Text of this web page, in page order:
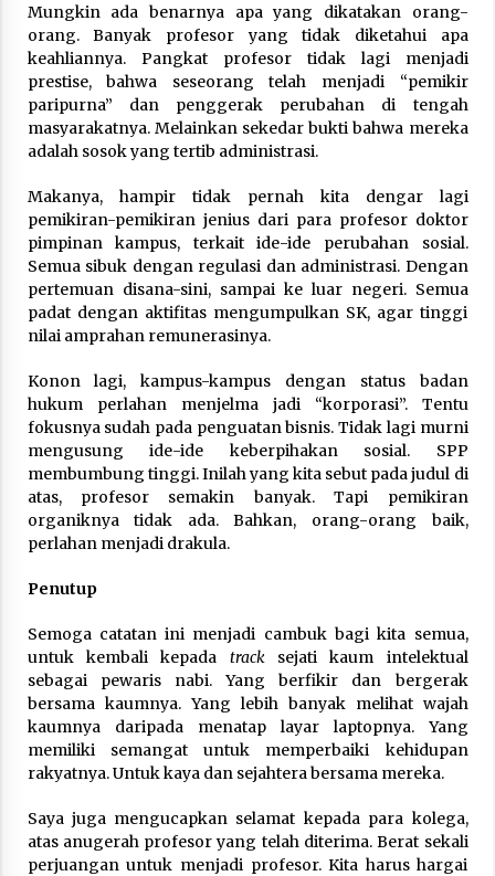
Mungkin ada benarnya apa yang dikatakan orang-
orang. Banyak profesor yang tidak diketahui apa
keahliannya. Pangkat profesor tidak lagi menjadi
prestise, bahwa seseorang telah menjadi “pemikir
paripurna” dan penggerak perubahan di tengah
masyarakatnya. Melainkan sekedar bukti bahwa mereka
adalah sosok yang tertib administrasi.
Makanya, hampir tidak pernah kita dengar lagi
pemikiran-pemikiran jenius dari para profesor doktor
pimpinan kampus, terkait ide-ide perubahan sosial.
Semua sibuk dengan regulasi dan administrasi. Dengan
pertemuan disana-sini, sampai ke luar negeri. Semua
padat dengan aktifitas mengumpulkan SK, agar tinggi
nilai amprahan remunerasinya.
Konon lagi, kampus-kampus dengan status badan
hukum perlahan menjelma jadi “korporasi”. Tentu
fokusnya sudah pada penguatan bisnis. Tidak lagi murni
mengusung ide-ide keberpihakan sosial. SPP
membumbung tinggi. Inilah yang kita sebut pada judul di
atas, profesor semakin banyak. Tapi pemikiran
organiknya tidak ada. Bahkan, orang-orang baik,
perlahan menjadi drakula.
Penutup
Semoga catatan ini menjadi cambuk bagi kita semua,
untuk kembali kepada track sejati kaum intelektual
sebagai pewaris nabi. Yang berfikir dan bergerak
bersama kaumnya. Yang lebih banyak melihat wajah
kaumnya daripada menatap layar laptopnya. Yang
memiliki semangat untuk memperbaiki kehidupan
rakyatnya. Untuk kaya dan sejahtera bersama mereka.
Saya juga mengucapkan selamat kepada para kolega,
atas anugerah profesor yang telah diterima. Berat sekali
perjuangan untuk menjadi profesor. Kita harus hargai